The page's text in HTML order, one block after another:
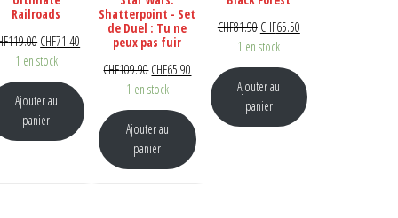
Railroads
119.00 Le prix initial était : CHF119.00.
CHF71.40 Le prix actuel est : CHF71.40.
1 en stock
Ajouter au
panier
Shatterpoint - Set
de Duel : Tu ne
peux pas fuir
CHF109.90Le prix initial était : CHF109.90.
CHF65.90 Le prix actuel est : CHF65.90.
1 en stock
Ajouter au
panier
CHF81.90 Le prix initial était : CHF81.90.
CHF65.50Le prix actuel est :
1 en stock
Ajouter au
panier